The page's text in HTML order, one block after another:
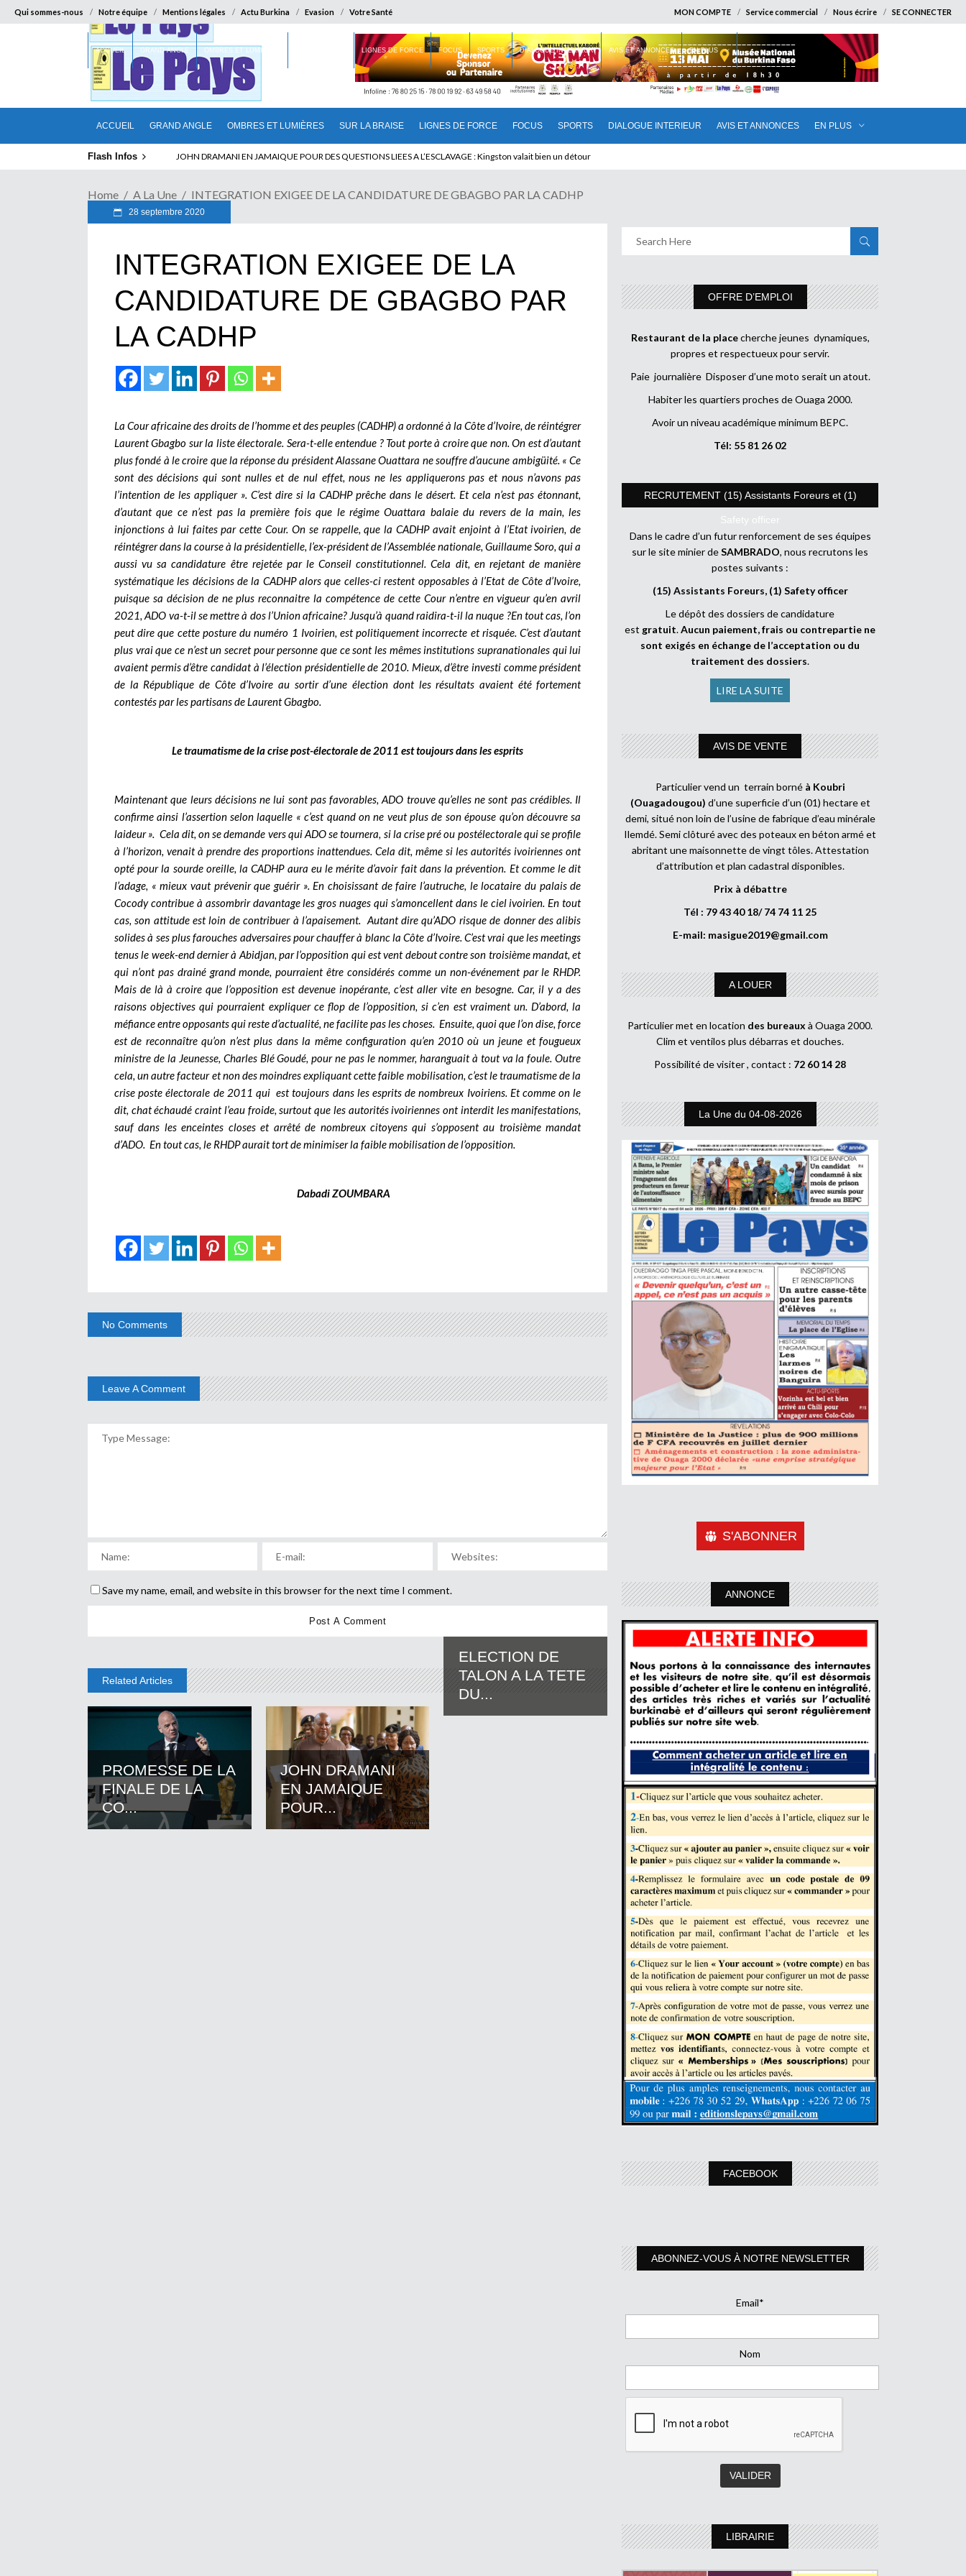
Qui sommes-nous Notre équipe Mentions légales Actu Burkina Evasion Votre Santé MON COMPTE Service commercial Nous écrire SE CONNECTER
ACCUEIL GRAND ANGLE OMBRES ET LUMIÈRES SUR LA BRAISE LIGNES DE FORCE FOCUS SPORTS DIALOGUE INTERIEUR AVIS ET ANNONCES EN PLUS
ACCUEIL GRAND ANGLE OMBRES ET LUMIÈRES LIGNES DE FORCE FOCUS SPORTS DIALOGUE INTERIEUR AVIS ET ANNONCES EN PLUS
Flash Infos JOHN DRAMANI EN JAMAIQUE POUR DES QUESTIONS LIEES A L’ESCLAVAGE : Kingston valait bien un détour
ELECTION DE TALON A LA TETE DU SENAT BENINOIS : Quand Patrice quitte le pouvoir sans partir !
Home A La Une INTEGRATION EXIGEE DE LA CANDIDATURE DE GBAGBO PAR LA CADHP
28 septembre 2020
INTEGRATION EXIGEE DE LA
CANDIDATURE DE GBAGBO PAR
LA CADHP
La Cour africaine des droits de l’homme et des peuples (CADHP) a ordonné à la Côte d’Ivoire, de réintégrer
Laurent Gbagbo sur la liste électorale. Sera-t-elle entendue ? Tout porte à croire que non. On est d’autant
plus fondé à le croire que la réponse du président Alassane Ouattara ne souffre d’aucune ambigüité. « Ce
sont des décisions qui sont nulles et de nul effet, nous ne les appliquerons pas et nous n’avons pas
l’intention de les appliquer ». C’est dire si la CADHP prêche dans le désert. Et cela n’est pas étonnant,
d’autant que ce n’est pas la première fois que le régime Ouattara balaie du revers de la main, les
injonctions à lui faites par cette Cour. On se rappelle, que la CADHP avait enjoint à l’Etat ivoirien, de
réintégrer dans la course à la présidentielle, l’ex-président de l’Assemblée nationale, Guillaume Soro, qui a
aussi vu sa candidature être rejetée par le Conseil constitutionnel. Cela dit, en rejetant de manière
systématique les décisions de la CADHP alors que celles-ci restent opposables à l’Etat de Côte d’Ivoire,
puisque sa décision de ne plus reconnaitre la compétence de cette Cour n’entre en vigueur qu’en avril
2021, ADO va-t-il se mettre à dos l’Union africaine? Jusqu’à quand raidira-t-il la nuque ?En tout cas, l’on
peut dire que cette posture du numéro 1 Ivoirien, est politiquement incorrecte et risquée. C’est d’autant
plus vrai que ce n’est un secret pour personne que ce sont les mêmes institutions supranationales qui lui
avaient permis d’être candidat à l’élection présidentielle de 2010. Mieux, d’être investi comme président
de la République de Côte d’Ivoire au sortir d’une élection dont les résultats avaient été fortement
contestés par les partisans de Laurent Gbagbo.
Le traumatisme de la crise post-électorale de 2011 est toujours dans les esprits
Maintenant que leurs décisions ne lui sont pas favorables, ADO trouve qu’elles ne sont pas crédibles. Il
confirme ainsi l’assertion selon laquelle « c’est quand on ne veut plus de son épouse qu’on découvre sa
laideur ». Cela dit, on se demande vers qui ADO se tournera, si la crise pré ou postélectorale qui se profile
à l’horizon, venait à prendre des proportions inattendues. Cela dit, même si les autorités ivoiriennes ont
opté pour la sourde oreille, la CADHP aura eu le mérite d’avoir fait dans la prévention. Et comme le dit
l’adage, « mieux vaut prévenir que guérir ». En choisissant de faire l’autruche, le locataire du palais de
Cocody contribue à assombrir davantage les gros nuages qui s’amoncellent dans le ciel ivoirien. En tout
cas, son attitude est loin de contribuer à l’apaisement. Autant dire qu’ADO risque de donner des alibis
solides à ses plus farouches adversaires pour chauffer à blanc la Côte d’Ivoire. C’est vrai que les meetings
tenus le week-end dernier à Abidjan, par l’opposition qui est vent debout contre son troisième mandat, et
qui n’ont pas drainé grand monde, pourraient être considérés comme un non-événement par le RHDP.
Mais de là à croire que l’opposition est devenue inopérante, c’est aller vite en besogne. Car, il y a des
raisons objectives qui pourraient expliquer ce flop de l’opposition, si c’en est vraiment un. D’abord, la
méfiance entre opposants qui reste d’actualité, ne facilite pas les choses. Ensuite, quoi que l’on dise, force
est de reconnaître qu’on n’est plus dans la même configuration qu’en 2010 où un jeune et fougueux
ministre de la Jeunesse, Charles Blé Goudé, pour ne pas le nommer, haranguait à tout va la foule. Outre
cela, un autre facteur et non des moindres expliquant cette faible mobilisation, c’est le traumatisme de la
crise poste électorale de 2011 qui est toujours dans les esprits de nombreux Ivoiriens. Et comme on le
dit, chat échaudé craint l’eau froide, surtout que les autorités ivoiriennes ont interdit les manifestations,
sauf dans les enceintes closes et arrêté de nombreux citoyens qui s’opposent au troisième mandat
d’ADO. En tout cas, le RHDP aurait tort de minimiser la faible mobilisation de l’opposition.
Dabadi ZOUMBARA
No Comments
Leave A Comment
Save my name, email, and website in this browser for the next time I comment.
Related Articles
PROMESSE DE LA
FINALE DE LA
CO...
JOHN DRAMANI
EN JAMAIQUE
POUR...
ELECTION DE
TALON A LA TETE
DU...
OFFRE D’EMPLOI
Restaurant de la placecherche jeunes dynamiques,
propres et respectueux pour servir.
Paie journalière Disposer d’une moto serait un atout.
Habiter les quartiers proches de Ouaga 2000.
Avoir un niveau académique minimum BEPC.
Tél: 55 81 26 02
RECRUTEMENT (15) Assistants Foreurs et (1)
Safety officer
Dans le cadre d’un futur renforcement de ses équipes
sur le site minier deSAMBRADO, nous recrutons les
postes suivants :
(15) Assistants Foreurs, (1) Safety officer
Le dépôt des dossiers de candidature
est gratuit.Aucun paiement, frais ou contrepartie ne
sont exigés en échange de l’acceptation ou du
traitement des dossiers.
LIRE LA SUITE
AVIS DE VENTE
Particulier vend un terrain borné à Koubri
(Ouagadougou) d’une superficie d’un (01) hectare et
demi, situé non loin de l’usine de fabrique d’eau minérale
Ilemdé. Semi clôturé avec des poteaux en béton armé et
abritant une maisonnette de vingt tôles. Attestation
d’attribution et plan cadastral disponibles.
Prix à débattre
Tél : 79 43 40 18/ 74 74 11 25
E-mail: masigue2019@gmail.com
A LOUER
Particulier met en location des bureaux à Ouaga 2000.
Clim et ventilos plus débarras et douches.
Possibilité de visiter , contact : 72 60 14 28
La Une du 04-08-2026
S'ABONNER
ANNONCE
FACEBOOK
ABONNEZ-VOUS À NOTRE NEWSLETTER
Email*
Nom
LIBRAIRIE